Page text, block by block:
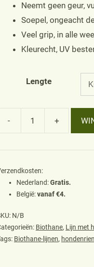
Neemt geen geur,
Soepel, ongeacht
Veel grip, in alle
Kleurecht, UV
Lengte
-
voor
+
Nederland:Gratis.
België:vanaf €4.
N/B
Biothane, Lijn met
Biothane-lijnen,